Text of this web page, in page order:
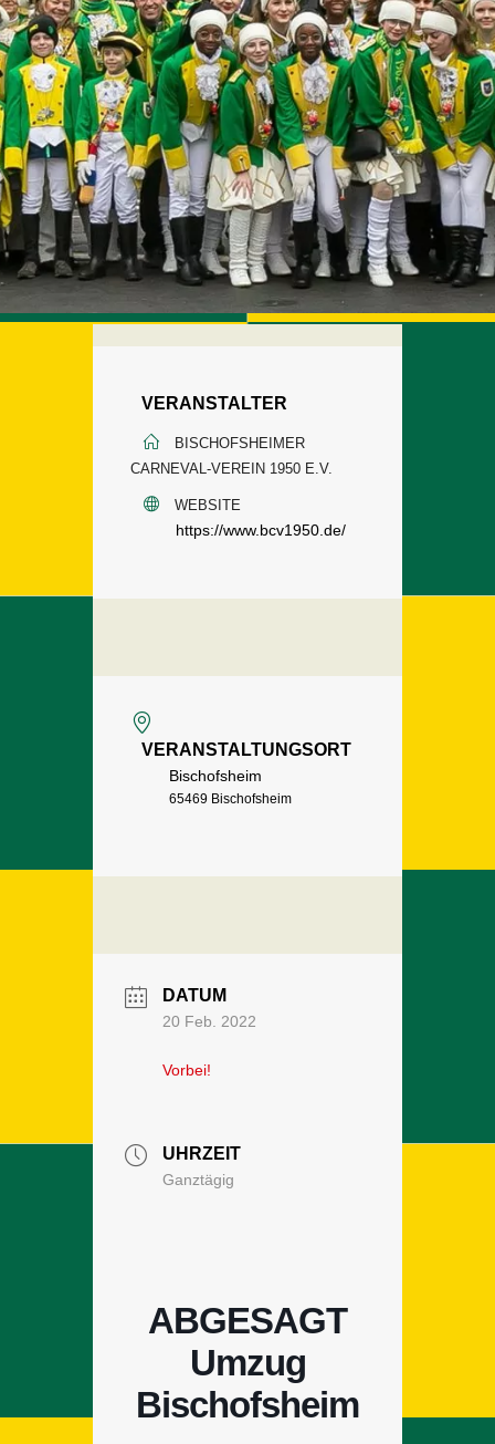
VERANSTALTER
BISCHOFSHEIMER
CARNEVAL-VEREIN 1950 E.V.
WEBSITE
https://www.bcv1950.de/
VERANSTALTUNGSORT
Bischofsheim
65469 Bischofsheim
DATUM
20 Feb. 2022
Vorbei!
UHRZEIT
Ganztägig
ABGESAGT
Umzug
Bischofsheim